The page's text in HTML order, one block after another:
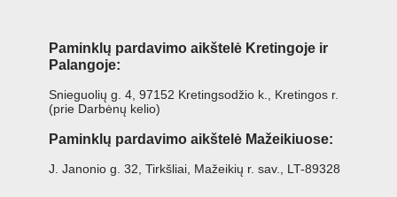
Paminklų pardavimo aikštelė Kretingoje ir
Palangoje:
Snieguolių g. 4, 97152 Kretingsodžio k., Kretingos r.
(prie Darbėnų kelio)
Paminklų pardavimo aikštelė Mažeikiuose:
J. Janonio g. 32, Tirkšliai, Mažeikių r. sav., LT-89328